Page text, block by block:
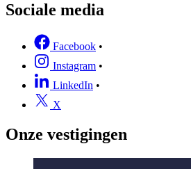
Sociale media
Facebook •
Instagram •
LinkedIn •
X
Onze vestigingen